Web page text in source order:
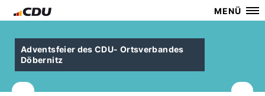
MENÜ
Adventsfeier des CDU- Ortsverbandes
Döbernitz